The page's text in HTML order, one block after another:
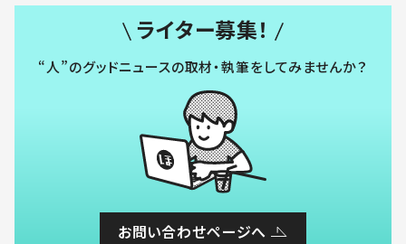
ライター募集！
“人”のグッドニュースの取材・執筆をしてみませんか？
お問い合わせページへ